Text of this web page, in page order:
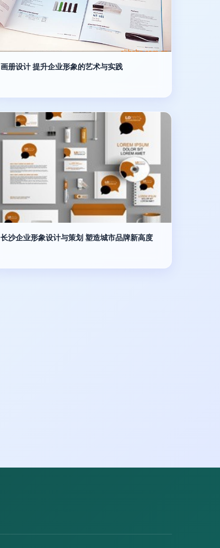
画册设计 提升企业形象的艺术与实践
长沙企业形象设计与策划 塑造城市品牌新高度